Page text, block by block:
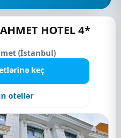
HOTEL 4*
(İstanbul)
keç
otellər